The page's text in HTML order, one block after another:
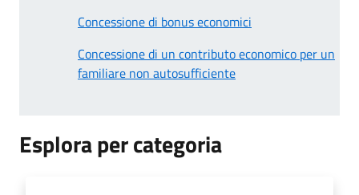
Concessione di bonus economici
Concessione di un contributo economico per un
familiare non autosufficiente
Esplora per categoria